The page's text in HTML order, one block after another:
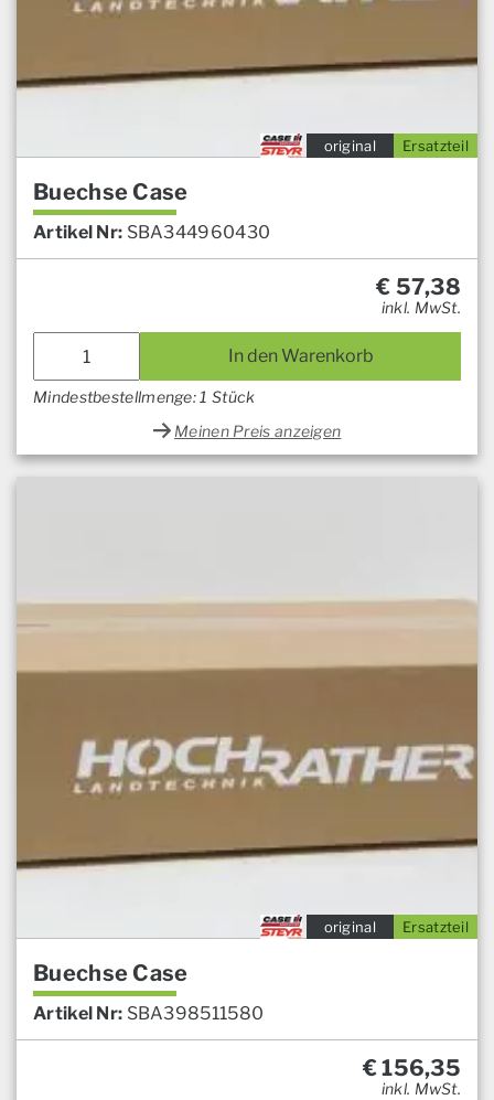
Ersatzteil
original
Buechse Case
Artikel Nr: SBA344960430
€ 57,38
inkl. MwSt.
In den Warenkorb
Mindestbestellmenge: 1 Stück
Meinen Preis anzeigen
Ersatzteil
original
Buechse Case
Artikel Nr: SBA398511580
€156,35
inkl. MwSt.